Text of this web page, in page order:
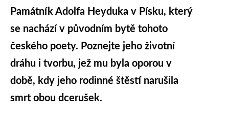
Památník Adolfa Heyduka v Písku, který
se nachází v původním bytě tohoto
českého poety. Poznejte jeho životní
dráhu i tvorbu, jež mu byla oporou v
době, kdy jeho rodinné štěstí narušila
smrt obou dcerušek.